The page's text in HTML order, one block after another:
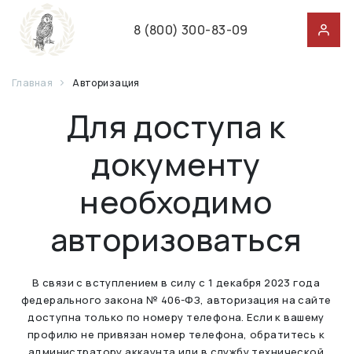
8 (800) 300-83-09
Главная Авторизация
Для доступа к
документу
необходимо
авторизоваться
В связи с вступлением в силу с 1 декабря 2023 года
федерального закона № 406-ФЗ, авторизация на сайте
доступна только по номеру телефона. Если к вашему
профилю не привязан номер телефона, обратитесь к